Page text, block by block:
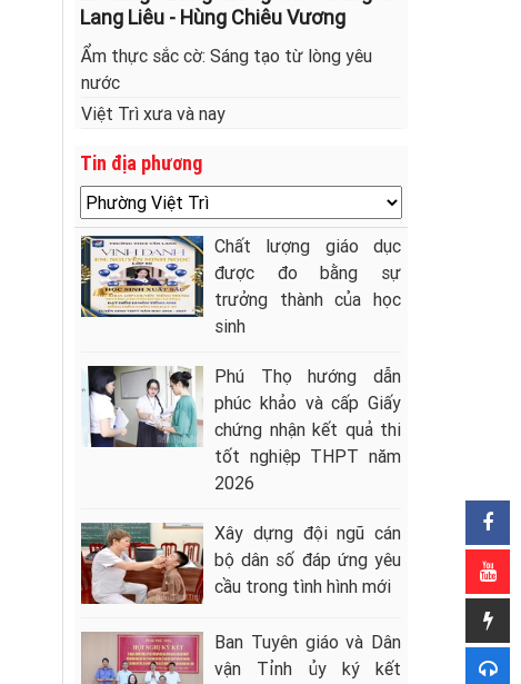
Lang Liêu - Hùng Chiêu Vương
Ẩm thực sắc cờ: Sáng tạo từ lòng yêu
nước
Việt Trì xưa và nay
Tin địa phương
Chất lượng giáo dục
được đo bằng sự
trưởng thành của học
sinh
Phú Thọ hướng dẫn
phúc khảo và cấp Giấy
chứng nhận kết quả thi
tốt nghiệp THPT năm
2026
Xây dựng đội ngũ cán
bộ dân số đáp ứng yêu
cầu trong tình hình mới
Ban Tuyên giáo và Dân
vận Tỉnh ủy ký kết